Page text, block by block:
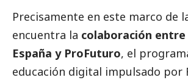
Precisamente en este marco de
encuentra la colaboración
España y ProFuturo, el
educación digital impulsado por